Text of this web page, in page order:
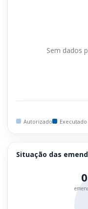
Sem dados
Autorizado Executado
Situação das
0